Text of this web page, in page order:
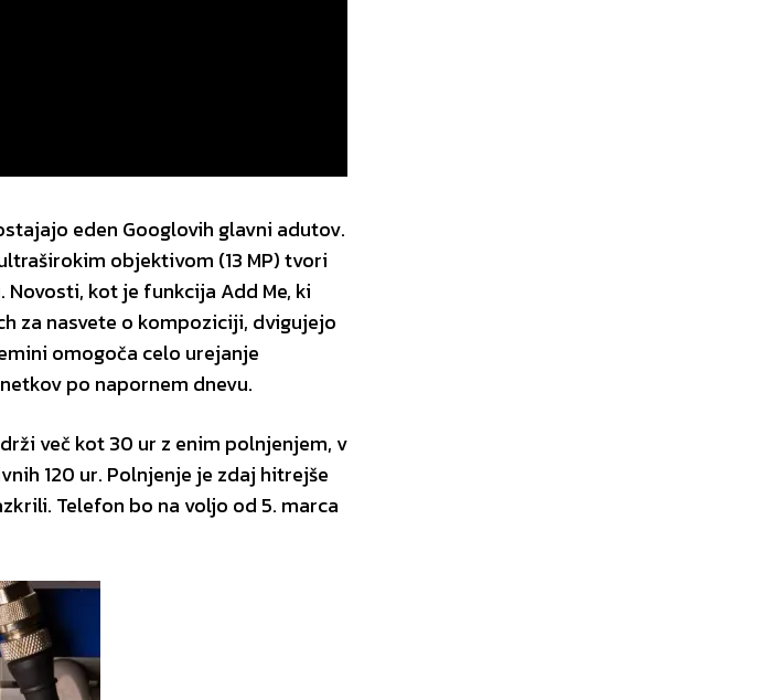
eden Googlovih glavni adutov.
objektivom (13 MP) tvori
kot je funkcija Add Me, ki
za nasvete o kompoziciji, dvigujejo
omogoča celo urejanje
po napornem dnevu.
več kot 30 ur z enim polnjenjem, v
120 ur. Polnjenje je zdaj hitrejše
Telefon bo na voljo od 5. marca